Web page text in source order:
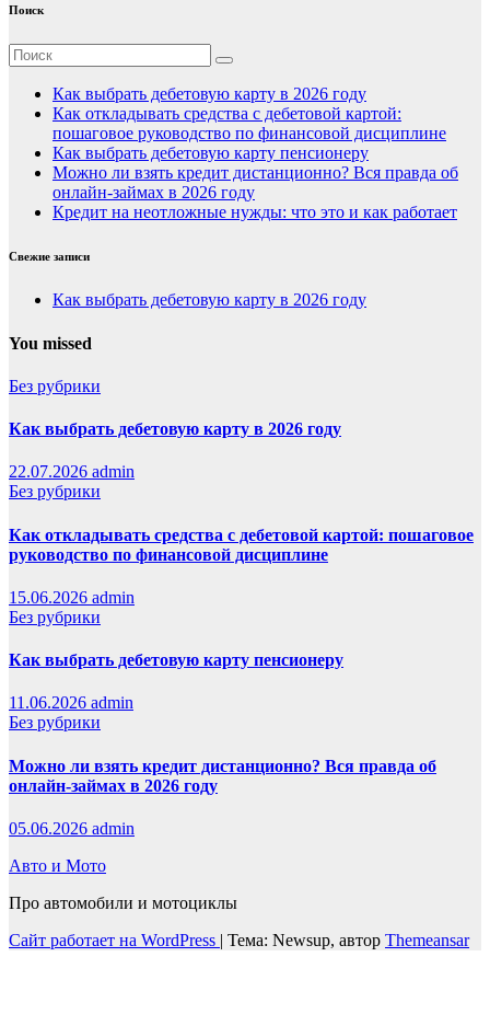
Поиск
Как выбрать дебетовую карту в 2026 году
Как откладывать средства с дебетовой картой:
пошаговое руководство по финансовой дисциплине
Как выбрать дебетовую карту пенсионеру
Можно ли взять кредит дистанционно? Вся правда об
онлайн-займах в 2026 году
Кредит на неотложные нужды: что это и как работает
Свежие записи
Как выбрать дебетовую карту в 2026 году
You missed
Без рубрики
Как выбрать дебетовую карту в 2026 году
22.07.2026 admin
Без рубрики
Как откладывать средства с дебетовой картой: пошаговое
руководство по финансовой дисциплине
15.06.2026 admin
Без рубрики
Как выбрать дебетовую карту пенсионеру
11.06.2026 admin
Без рубрики
Можно ли взять кредит дистанционно? Вся правда об
онлайн-займах в 2026 году
05.06.2026 admin
Авто и Мото
Про автомобили и мотоциклы
Сайт работает на WordPress | Тема: Newsup, автор Themeansar